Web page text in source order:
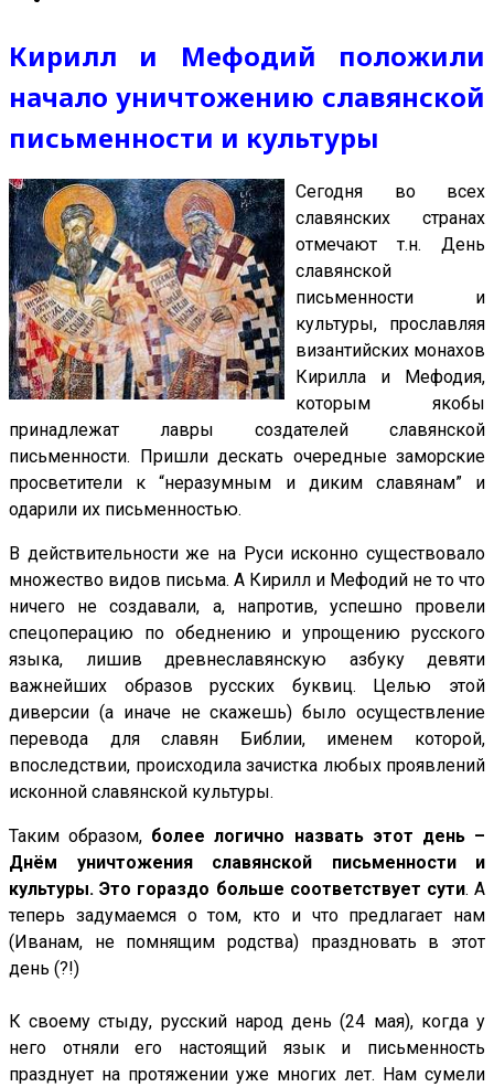
Кирилл и Мефодий положили
начало уничтожению славянской
письменности и культуры
Сегодня во всех
славянских странах
отмечают т.н. День
славянской
письменности и
культуры, прославляя
византийских монахов
Кирилла и Мефодия,
которым якобы
принадлежат лавры создателей славянской
письменности. Пришли дескать очередные заморские
просветители к “неразумным и диким славянам” и
одарили их письменностью.
В действительности же на Руси исконно существовало
множество видов письма. А Кирилл и Мефодий не то что
ничего не создавали, а, напротив, успешно провели
спецоперацию по обеднению и упрощению русского
языка, лишив древнеславянскую азбуку девяти
важнейших образов русских буквиц. Целью этой
диверсии (а иначе не скажешь) было осуществление
перевода для славян Библии, именем которой,
впоследствии, происходила зачистка любых проявлений
исконной славянской культуры.
Таким образом, более логично назвать этот день –
Днём уничтожения славянской письменности и
культуры. Это гораздо больше соответствует сути. А
теперь задумаемся о том, кто и что предлагает нам
(Иванам, не помнящим родства) праздновать в этот
день (?!)
К своему стыду, русский народ день (24 мая), когда у
него отняли его настоящий язык и письменность
празднует на протяжении уже многих лет. Нам сумели